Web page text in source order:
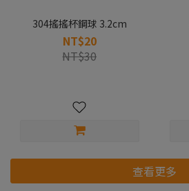
304搖搖杯鋼球 3.2cm
NT$20
NT$30
查看更多